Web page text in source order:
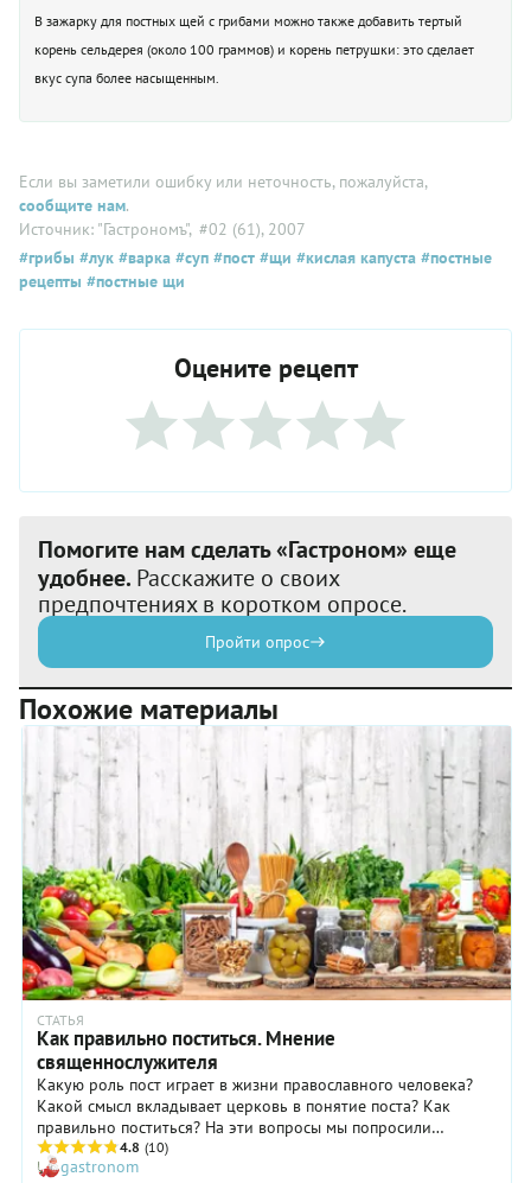
В зажарку для постных щей с грибами можно также добавить тертый
корень сельдерея (около 100 граммов) и корень петрушки: это сделает
вкус супа более насыщенным.
Если вы заметили ошибку или неточность, пожалуйста,
сообщите нам.
Источник: "Гастрономъ", #02 (61), 2007
#грибы #лук #варка #суп #пост #щи #кислая капуста #постные
рецепты #постные щи
Оцените рецепт
Помогите нам сделать «Гастроном» еще
удобнее. Расскажите о своих
предпочтениях в коротком опросе.
Пройти опрос
Похожие материалы
СТАТЬЯ
Как правильно поститься. Мнение
священнослужителя
Какую роль пост играет в жизни православного человека?
Какой смысл вкладывает церковь в понятие поста? Как
правильно поститься? На эти вопросы мы попросили
ответить священника храма иконы Божьей Матери
Живоносный источник в Царицыне Михаила Потокина.
4.8 (10)
gastronom